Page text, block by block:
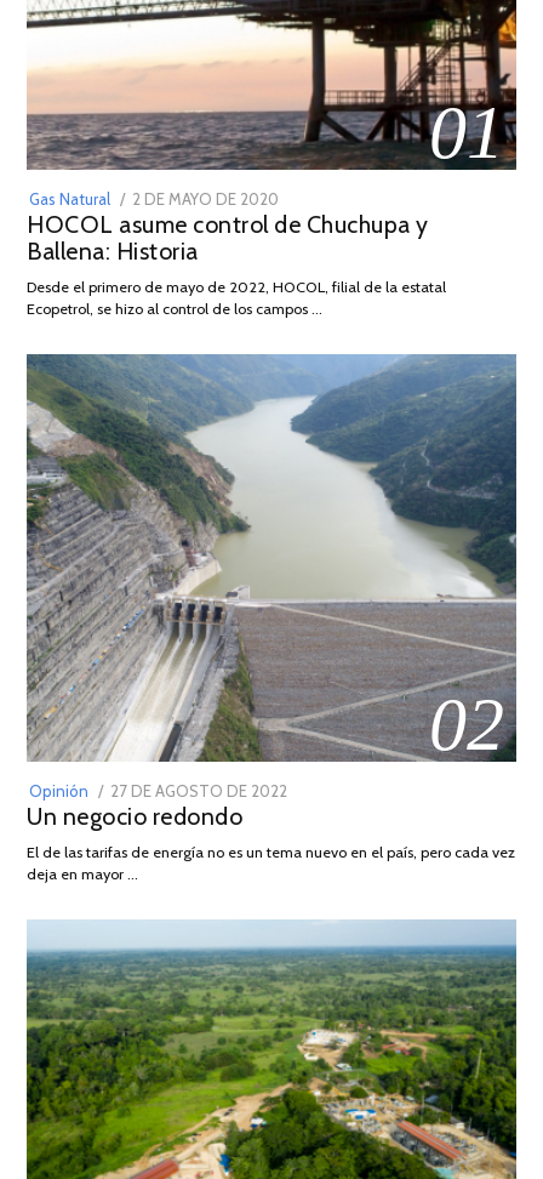
01
Gas Natural
POSTED
ON
2 DE MAYO DE 2020
DE
2026
HOCOL asume control de Chuchupa y
Ballena: Historia
Desde el primero de mayo de 2022, HOCOL, filial de la estatal
Ecopetrol, se hizo al control de los campos …
02
Opinión
POSTED
ON
27 DE AGOSTO DE 2022
DE
Un negocio redondo
El de las tarifas de energía no es un tema nuevo en el país, pero cada vez
deja en mayor …